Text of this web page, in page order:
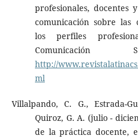
profesionales, docentes
comunicación sobre las
los perfiles
Comunicación
http://
ml
Villalpando, C. G., Estrada-
Quiroz, G. A. (julio -
de la práctica docente,